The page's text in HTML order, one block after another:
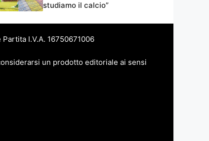
studiamo il calcio”
I.V.A. 16750671006
un prodotto editoriale ai sensi